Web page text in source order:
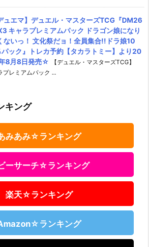
ュエマ】デュエル・マスターズTCG『DM26
キャラプレミアムパック ドラゴン娘になり
ないっ！ 文化祭だョ！全員集合!!ドラ娘10
ック』トレカ予約【タカラトミー】より20
8月8日発売☆
【デュエル・マスターズTCG】
レミアムパック ...
キング
みあみ☆ランキング
ーサーチ☆ランキング
楽天☆ランキング
ランキング